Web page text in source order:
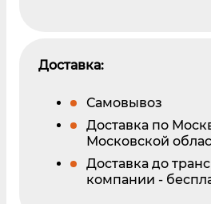
Доставка:
Самовывоз
Доставка по
Московской
Доставка до
компании -